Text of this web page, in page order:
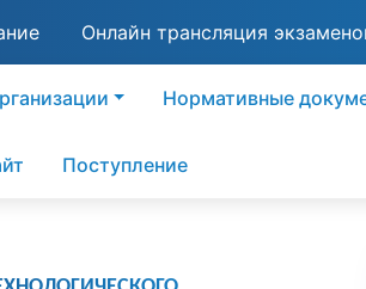
Онлайн трансляция
Нормативные
Поступление